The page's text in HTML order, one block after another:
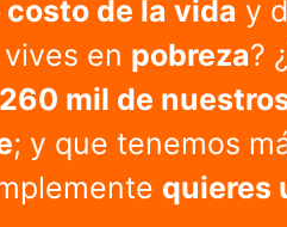
de la vida y
en pobreza?
260 mil de
; y que tenemos
quieres